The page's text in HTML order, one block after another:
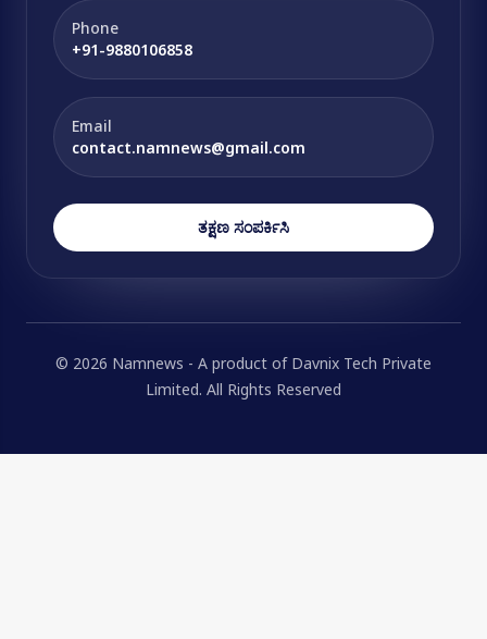
Phone
+91-9880106858
Email
contact.namnews@gmail.com
ತಕ್ಷಣ ಸಂಪರ್ಕಿಸಿ
© 2026 Namnews - A product of Davnix Tech Private
Limited. All Rights Reserved